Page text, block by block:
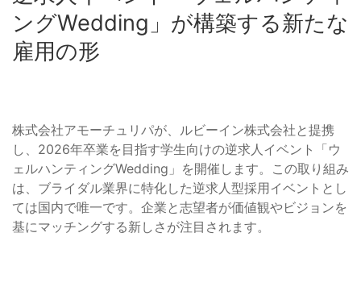
ングWedding」が構築する新たな
雇用の形
株式会社アモーチュリパが、ルビーイン株式会社と提携
し、2026年卒業を目指す学生向けの逆求人イベント「ウ
ェルハンティングWedding」を開催します。この取り組み
は、ブライダル業界に特化した逆求人型採用イベントとし
ては国内で唯一です。企業と志望者が価値観やビジョンを
基にマッチングする新しさが注目されます。